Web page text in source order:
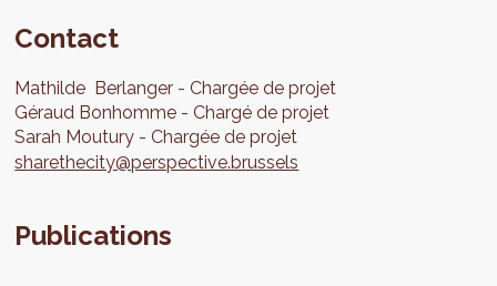
Contact
Mathilde Berlanger
Chargée de projet
Géraud Bonhomme
Chargé de projet
Sarah Moutury
Chargée de projet
sharethecity@perspective.brussels
Publications